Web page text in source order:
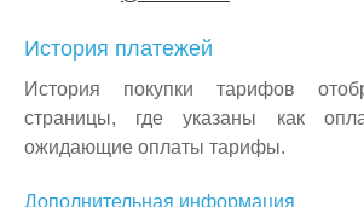
История платежей
История покупки тарифов
страницы, где указаны как
ожидающие оплаты тарифы.
Дополнительная информация